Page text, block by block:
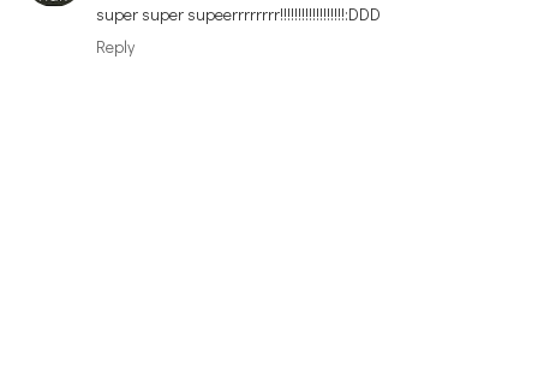
super super supeerrrrrrrr!!!!!!!!!!!!!!!!!!:DDD
Reply